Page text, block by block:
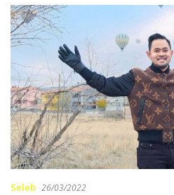
Seleb 26/03/2022